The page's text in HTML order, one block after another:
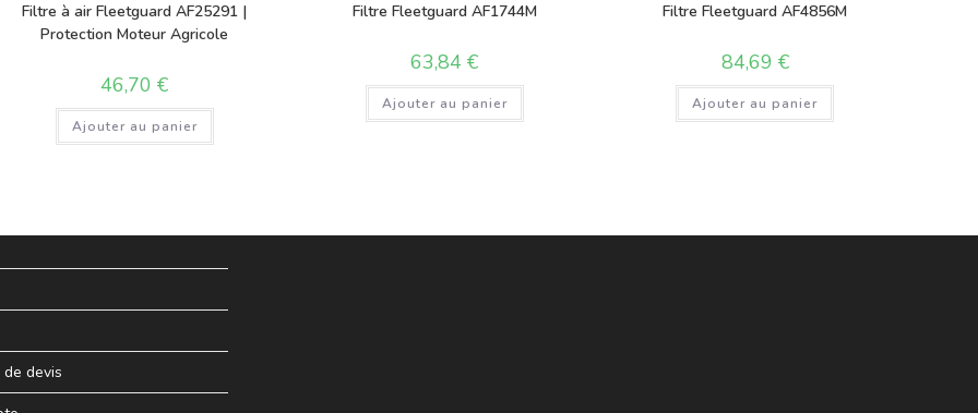
Filtre à air Fleetguard AF25291 |
Protection Moteur Agricole
46,70€
Ajouter au panier
Filtre Fleetguard AF1744M
63,84€
Ajouter au panier
Filtre Fleetguard AF4856M
84,69 €
Ajouter au panier
devis